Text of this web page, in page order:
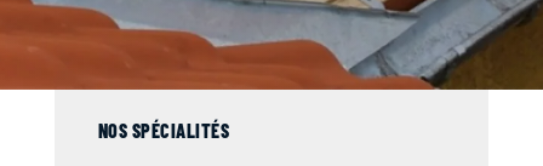
NOS SPÉCIALITÉS